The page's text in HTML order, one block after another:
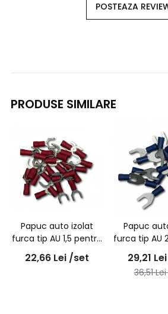
POSTEAZA
PRODUSE SIMILARE
Papuc auto izolat
furca tip AU 1,5 pentru
surub M6 -
100buc/set
22,66 Lei /set
Papuc
furca tip AU
surub
29,21 Lei
36,51Lei